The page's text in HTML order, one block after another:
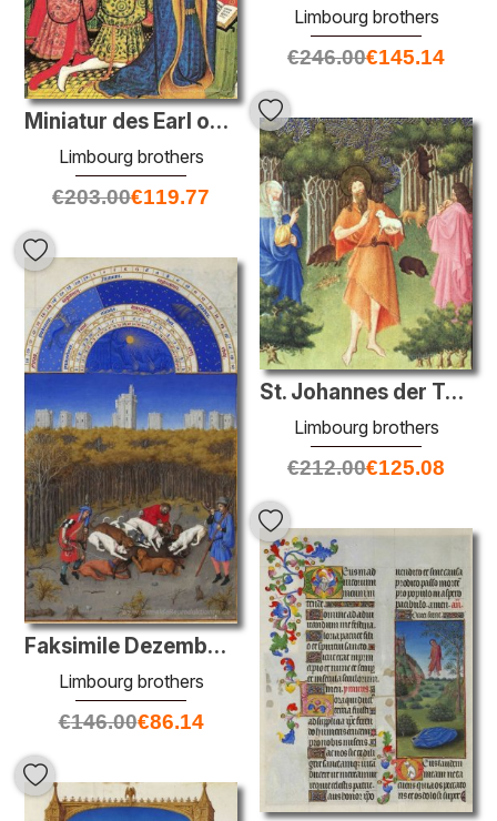
Limbourg brothers
€246.00€145.14
Miniatur des Earl of Westmorland mit seiner zwölf Kinder
Limbourg brothers
€203.00€119.77
St. Johannes der Täufer in der Wüste
Limbourg brothers
€212.00€125.08
Faksimile Dezember: Jagd auf Wildschweine
Limbourg brothers
€146.00€86.14